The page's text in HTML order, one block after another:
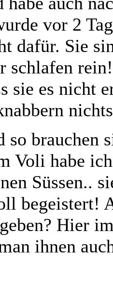
vor 2
dafür. Sie
schlafen
sie es nicht
so
Voli habe
Süssen..
begeistert!
Hier
ihnen